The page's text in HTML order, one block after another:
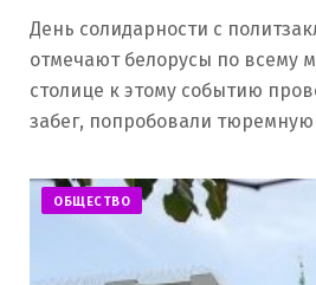
День солидарности с
отмечают белорусы по всему
столице к этому событию
забег, попробовали
ОБЩЕСТВО